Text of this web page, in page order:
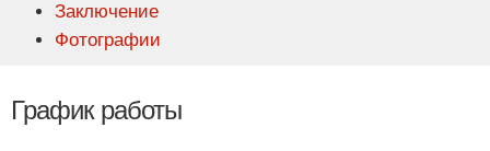
Заключение
Фотографии
График работы